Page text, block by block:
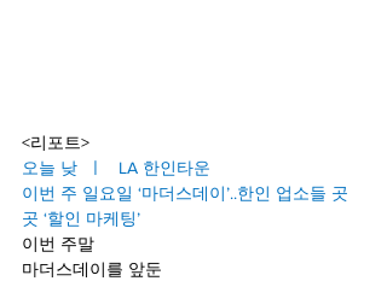
<리포트>
오늘 낮  ㅣ   LA 한인타운
이번 주 일요일 ‘마더스데이’..한인 업소들 곳
곳 ‘할인 마케팅’
이번 주말
마더스데이를 앞둔